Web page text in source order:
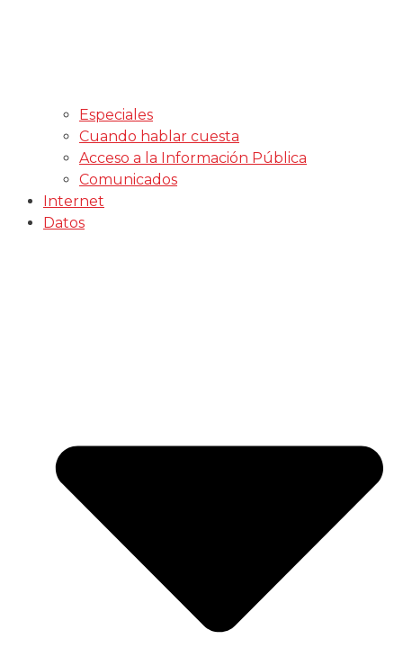
Especiales
Cuando hablar cuesta
Acceso a la Información Pública
Comunicados
Internet
Datos